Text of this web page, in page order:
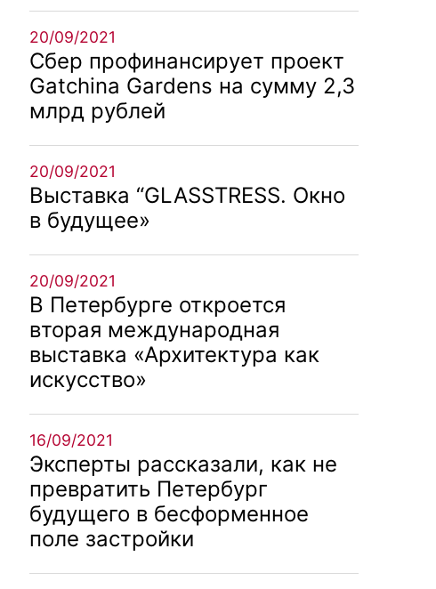
20/09/2021
Сбер профинансирует проект
Gatchina Gardens на сумму 2,3
млрд рублей
20/09/2021
Выставка “GLASSTRESS. Окно
в будущее»
20/09/2021
В Петербурге откроется
вторая международная
выставка «Архитектура как
искусство»
16/09/2021
Эксперты рассказали, как не
превратить Петербург
будущего в бесформенное
поле застройки